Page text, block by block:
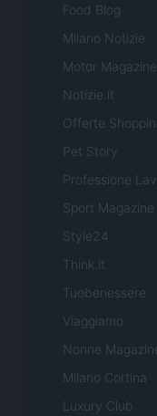
Food Blog
Milano Notizie
Motor Magazine
Notizie.it
Offerte
Pet Story
Professione
Sport Magazine
Style24
Think.it
Tuobenessere
Viaggiamo
Nonne
Milano Cortina
Luxury Club